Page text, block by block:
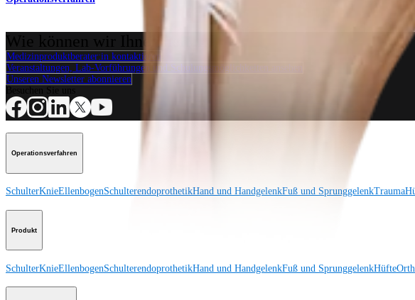
Wie können wir Ihnen helfen?
Medizinproduktberater:in kontaktieren
Veranstaltungen, Lab-Vorführungen und Schulungsmöglichkeiten ansehen
Unseren Newsletter abonnieren
Operationsverfahren
SchulterKnieEllenbogenSchulterendoprothetikHand und HandgelenkFuß und SprunggelenkTrauma
Produkt
SchulterKnieEllenbogenSchulterendoprothetikHand und HandgelenkFuß und SprunggelenkHüfte